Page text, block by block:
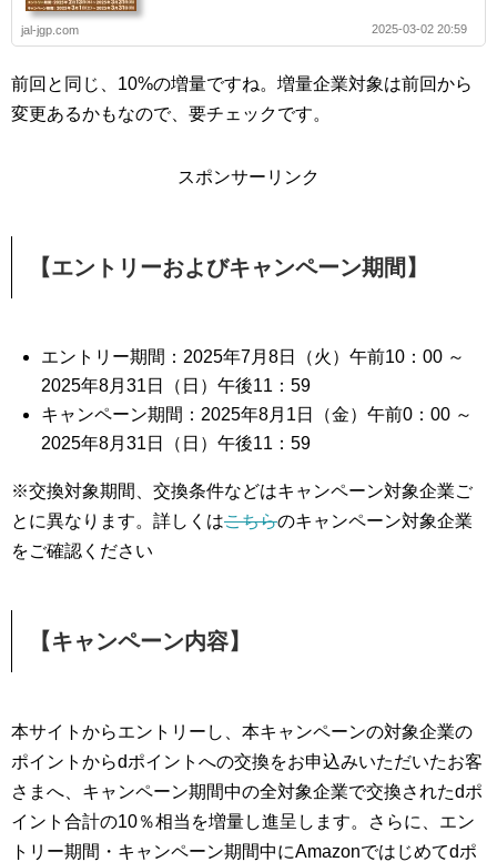
jal-jgp.com 2025-03-02 20:59
前回と同じ、10%の増量ですね。増量企業対象は前回から
変更あるかもなので、要チェックです。
スポンサーリンク
【エントリーおよびキャンペーン期間】
エントリー期間：2025年7月8日（火）午前10：00 ～
2025年8月31日（日）午後11：59
キャンペーン期間：2025年8月1日（金）午前0：00 ～
2025年8月31日（日）午後11：59
※交換対象期間、交換条件などはキャンペーン対象企業ご
とに異なります。詳しくはこちらのキャンペーン対象企業
をご確認ください
【キャンペーン内容】
本サイトからエントリーし、本キャンペーンの対象企業の
ポイントからdポイントへの交換をお申込みいただいたお客
さまへ、キャンペーン期間中の全対象企業で交換されたdポ
イント合計の10％相当を増量し進呈します。さらに、エン
トリー期間・キャンペーン期間中にAmazonではじめてdポ